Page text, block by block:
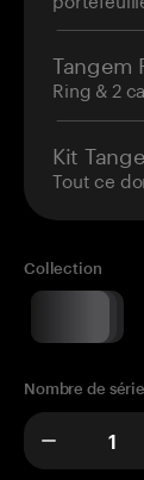
Tangem
Ring & 2
Kit
Tout ce
Collection
Nombre de